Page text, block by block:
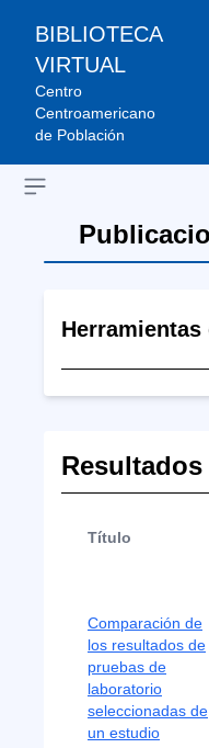
BIBLIOTECA
VIRTUAL
Centro
Centroamericano
de Población
Open sidebar
Herramientas
Resultados
Título
Comparación de
los resultados de
pruebas de
laboratorio
seleccionadas de
un estudio